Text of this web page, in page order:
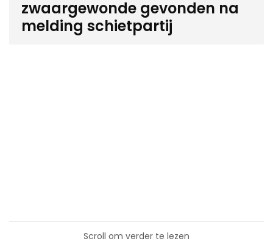
zwaargewonde gevonden na
melding schietpartij
Scroll om verder te lezen